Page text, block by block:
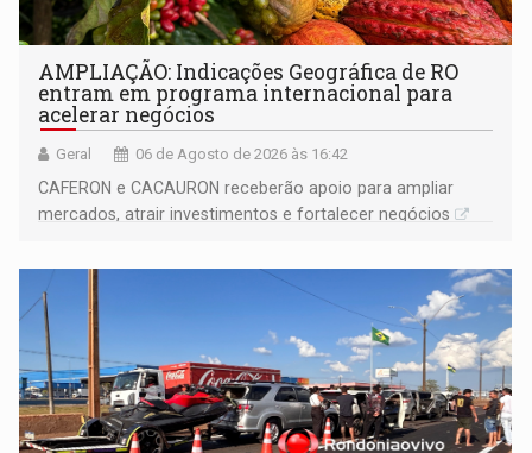
AMPLIAÇÃO: Indicações Geográfica de RO
entram em programa internacional para
acelerar negócios
Geral 06 de Agosto de 2026 às 16:42
CAFERON e CACAURON receberão apoio para ampliar
mercados, atrair investimentos e fortalecer negócios